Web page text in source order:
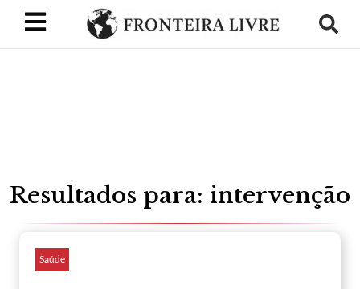
Resultados para: intervenção
Saúde